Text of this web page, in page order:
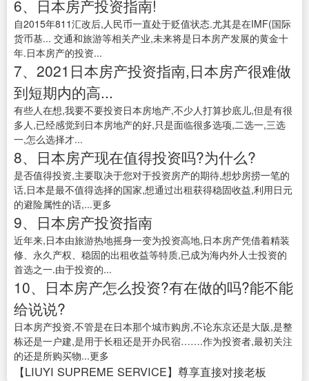
6、日本房产投资指南!
自2015年811汇改后,人民币一直处于贬值状态.尤其是在IMF(国际
货币基... 交通和旅游等相关产业,未来将是日本房产发展的黄金十
年.日本房产的投资...
7、2021日本房产投资指南,日本房产很难做
到短期内的高...
有些人在想,我要不要投资日本房地产,不少人打算抄底儿,但是有很
多人,已经感觉到日本房地产的好,只是面临很多选项,二选一,三选
一,怎么选择才...
8、日本房产现在值得投资吗?为什么?
是否值得投资,主要取决于您对于投资房产的期待,想炒房捞一笔的
话,日本是最不值得选择的国家,想通过出租获得稳固收益,利用日元
的避险属性的话,...更多
9、日本房产投资指南
近年来,日本由旅游热地摇身一变为投资高地,日本房产凭借着精装
修、永久产权、稳固的出租收益等特质,已成为海内外人士投资的
首选之一.由于投资的...
10、日本房产怎么投资?有在做的吗?能不能
给说说?
日本房产投资,不管是在日本那个城市购房,不论东京还是大阪,是整
栋还是一户建,是用于长租还是开办民宿…….作为投资者,最初关注
的还是所购买物...更多
【LIUYI SUPREME SERVICE】尊享直接对接老板